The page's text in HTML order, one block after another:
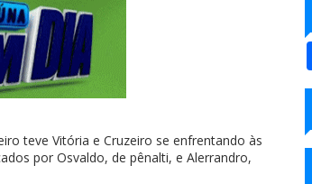
teve Vitória e Cruzeiro se enfrentando às
por Osvaldo, de pênalti, e Alerrandro,